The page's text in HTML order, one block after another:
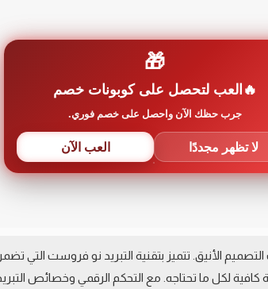
التصميم الأنيق. تتميز بتقنية التبريد نو فروست
تصل إلى 635 لتر، ستجد مساحة كافية لكل ما تحتاجه. مع التحكم
🎁
العب لتحصل على كوبونات خصم
جرب حظك الآن واحصل على خصم فوري.
لا تظهر مجددًا العب الآن